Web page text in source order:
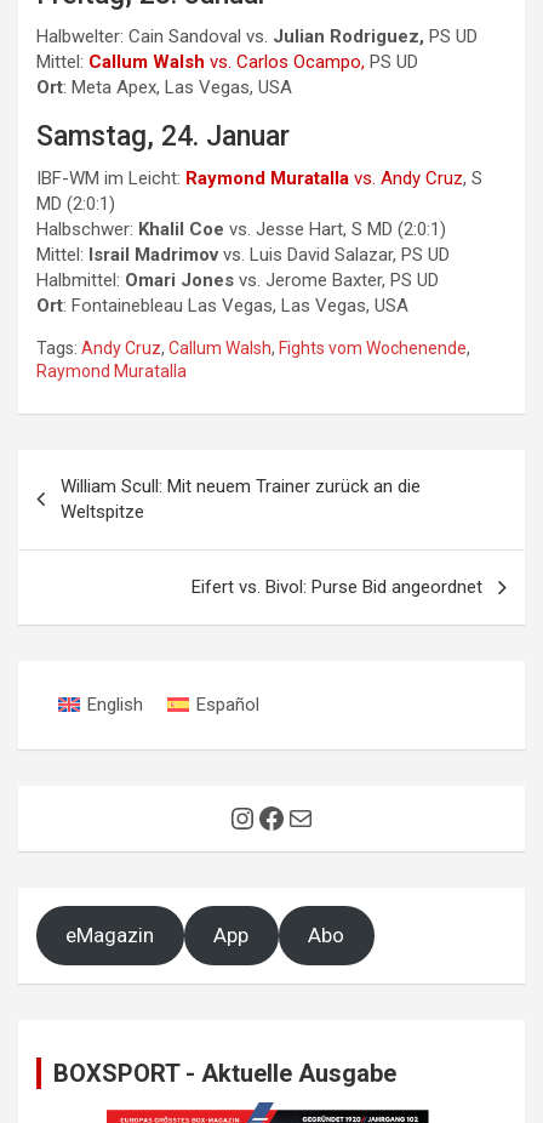
Halbwelter: Cain Sandoval vs. Julian Rodriguez, PS UD
Mittel: Callum Walsh vs. Carlos Ocampo, PS UD
Ort: Meta Apex, Las Vegas, USA
Samstag, 24. Januar
IBF-WM im Leicht: Raymond Muratalla vs. Andy Cruz, S
MD (2:0:1)
Halbschwer: Khalil Coe vs. Jesse Hart, S MD (2:0:1)
Mittel: Israil Madrimovvs. Luis David Salazar, PS UD
Halbmittel: Omari Jones vs. Jerome Baxter, PS UD
Ort: Fontainebleau Las Vegas, Las Vegas, USA
Tags: Andy Cruz, Callum Walsh, Fights vom Wochenende,
Raymond Muratalla
William Scull: Mit neuem Trainer zurück an die
Weltspitze
Eifert vs. Bivol: Purse Bid angeordnet
English Español
Instagram
Facebook
E-Mail
eMagazin App Abo
BOXSPORT - Aktuelle Ausgabe